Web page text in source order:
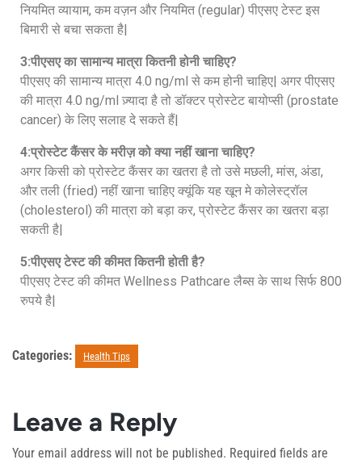
नियमित व्यायाम, कम वज़न और नियमित (regular) पीएसए टेस्ट इस
बिमारी से बचा सकता है|
3:पीएसए का सामान्य मात्रा कितनी होनी चाहिए?
पीएसए की सामान्य मात्रा 4.0 ng/ml से कम होनी चाहिए| अगर पीएसए
की मात्रा 4.0 ng/ml ज़्यादा है तो डॉक्टर प्रोस्टेट बायोप्सी (prostate
cancer) के लिए सलाह दे सकते हैं|
4:प्रोस्टेट कैंसर के मरीज़ को क्या नहीं खाना चाहिए?
अगर किसी को प्रोस्टेट कैंसर का खतरा है तो उसे मछली, मांस, अंडा,
और तली (fried) नहीं खाना चाहिए क्यूंकि यह खून मे कोलेस्ट्रॉल
(cholesterol) की मात्रा को बड़ा कर, प्रोस्टेट कैंसर का खतरा बड़ा
सकती है|
5:पीएसए टेस्ट की कीमत कितनी होती है?
पीएसए टेस्ट की कीमत Wellness Pathcare लैब्स के साथ सिर्फ 800
रुपये है|
Categories: Health Tips
Leave a Reply
Your email address will not be published. Required fields are